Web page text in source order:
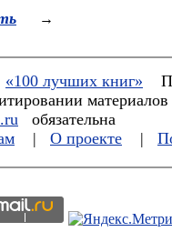
→
«100 лучших книг»
материалов
обязательна
| О проекте |